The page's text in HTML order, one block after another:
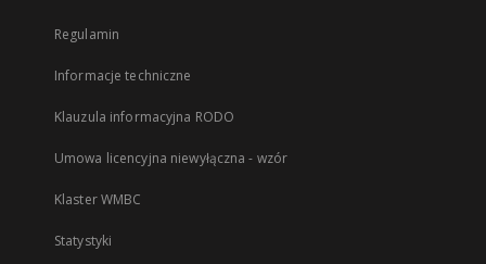
Regulamin
Informacje techniczne
Klauzula informacyjna RODO
Umowa licencyjna niewyłączna - wzór
Klaster WMBC
Statystyki